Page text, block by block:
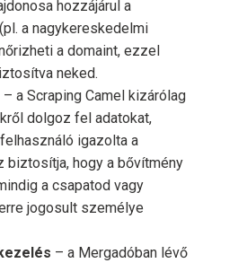
hozzájárul a
a nagykereskedelmi
a domaint, ezzel
neked.
– a Scraping Camel kizárólag
dolgoz fel adatokat,
igazolta a
biztosítja, hogy a bővítmény
a csapatod vagy
jogosult személye
– a Mergadóban lévő